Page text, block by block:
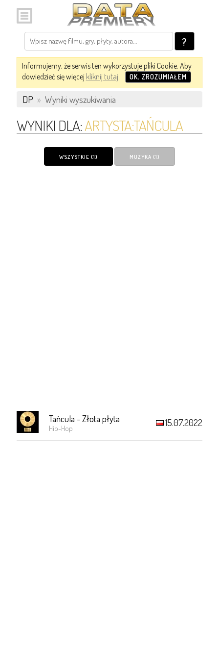
?
Informujemy, że serwis ten wykorzystuje pliki Cookie. Aby
dowiedzieć się więcej kliknij tutaj. OK, ZROZUMIAŁEM
DP » Wyniki wyszukiwania
WYNIKI DLA:ARTYSTA:TAŃCULA
WSZYSTKIE (1) MUZYKA (1)
Tańcula - Złota płyta
Hip-Hop 15.07.2022